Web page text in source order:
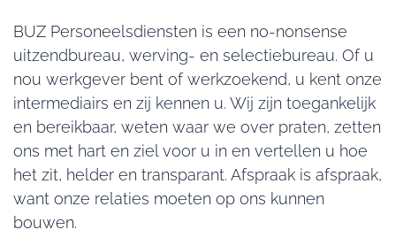
BUZ Personeelsdiensten is een no-nonsense
uitzendbureau, werving- en selectiebureau. Of u
nou werkgever bent of werkzoekend, u kent onze
intermediairs en zij kennen u. Wij zijn toegankelijk
en bereikbaar, weten waar we over praten, zetten
ons met hart en ziel voor u in en vertellen u hoe
het zit, helder en transparant. Afspraak is afspraak,
want onze relaties moeten op ons kunnen
bouwen.